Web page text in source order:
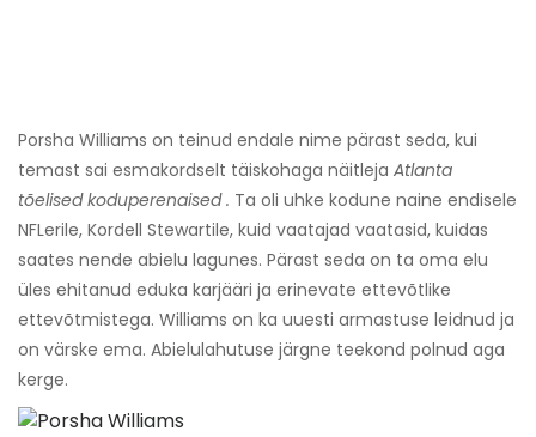
Porsha Williams on teinud endale nime pärast seda, kui
temast sai esmakordselt täiskohaga näitleja Atlanta
tõelised koduperenaised . Ta oli uhke kodune naine endisele
NFLerile, Kordell Stewartile, kuid vaatajad vaatasid, kuidas
saates nende abielu lagunes. Pärast seda on ta oma elu
üles ehitanud eduka karjääri ja erinevate ettevõtlike
ettevõtmistega. Williams on ka uuesti armastuse leidnud ja
on värske ema. Abielulahutuse järgne teekond polnud aga
kerge.